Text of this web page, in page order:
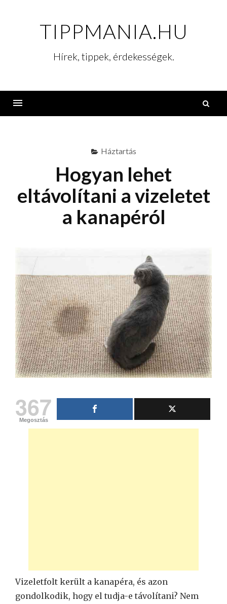
TIPPMANIA.HU
Hírek, tippek, érdekességek.
Háztartás
Hogyan lehet
eltávolítani a vizeletet
a kanapéról
367
Megosztás
Vizeletfolt került a kanapéra, és azon
gondolkodik, hogy el tudja-e távolítani? Nem